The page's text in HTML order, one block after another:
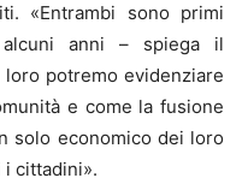
«Entrambi sono primi
anni – spiega il
potremo evidenziare
e come la fusione
solo economico dei loro
cittadini».